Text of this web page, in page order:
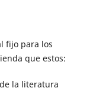
fijo para los
que estos:
la literatura